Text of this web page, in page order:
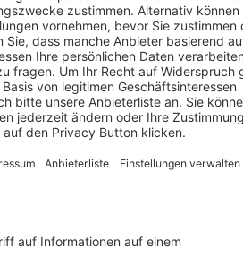
ALL4GOLF
Ressourcen